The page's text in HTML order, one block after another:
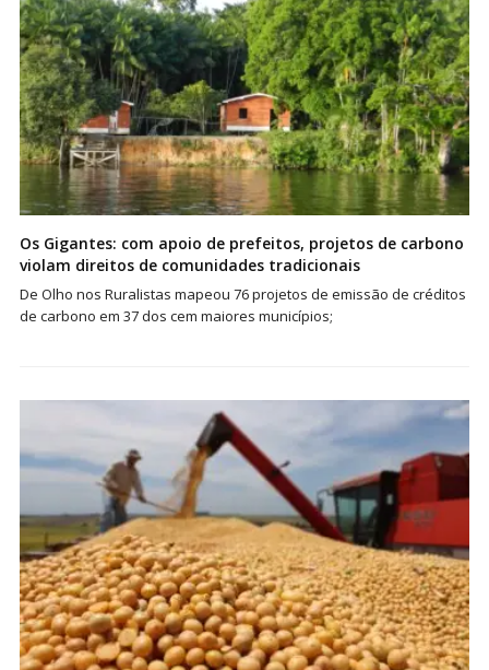
Os Gigantes: com apoio de prefeitos, projetos de carbono
violam direitos de comunidades tradicionais
De Olho nos Ruralistas mapeou 76 projetos de emissão de créditos
de carbono em 37 dos cem maiores municípios;